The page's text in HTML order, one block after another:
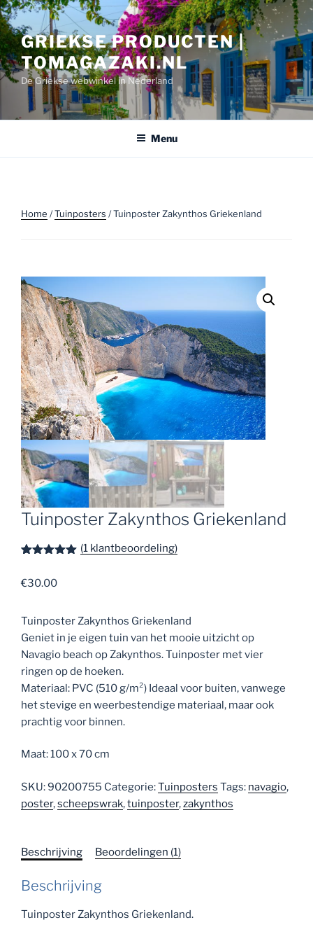
Ga
naar
de
inhoud
GRIEKSE PRODUCTEN |
TOMAGAZAKI.NL
De Griekse webwinkel in Nederland
Menu
Home /Tuinposters / Tuinposter Zakynthos Griekenland
Tuinposter Zakynthos Griekenland
5
waardering
(1klantbeoordeling)
€30.00
Tuinposter Zakynthos Griekenland
Geniet in je eigen tuin van het mooie uitzicht op
Navagio beach op Zakynthos. Tuinposter met vier
ringen op de hoeken.
Materiaal: PVC (510 g/m²) Ideaal voor buiten, vanwege
het stevige en weerbestendige materiaal, maar ook
prachtig voor binnen.
Maat: 100 x 70 cm
SKU:90200755 Categorie:Tuinposters Tags: navagio,
poster,scheepswrak,tuinposter,zakynthos
Beschrijving Beoordelingen (1)
Beschrijving
Tuinposter Zakynthos Griekenland.